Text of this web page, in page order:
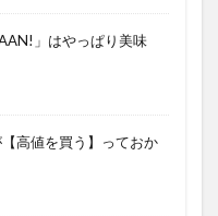
」はやっぱり美味
高値を買う】っておか